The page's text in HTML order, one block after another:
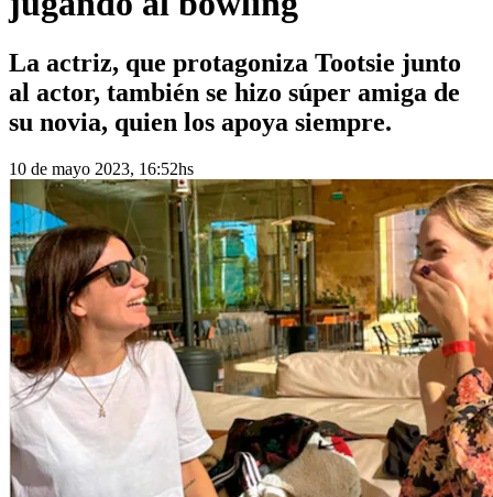
La actriz, que protagoniza Tootsie junto
al actor, también se hizo súper amiga de
su novia, quien los apoya siempre.
10 de mayo 2023, 16:52hs